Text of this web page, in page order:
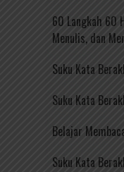
60 Langkah 60
Menulis, dan
Suku Kata
Suku Kata
Belajar
Suku Kata